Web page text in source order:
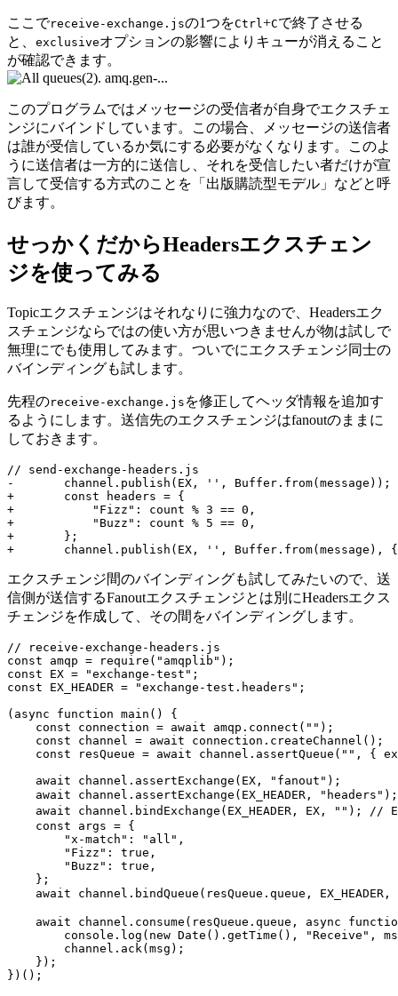
ここでreceive-exchange.jsの1つをCtrl +Cで終了させる
と、 exclusiveオプションの影響によりキューが消えること
が確認できます。
このプログラムではメッセージの受信者が自身でエクスチェ
ンジにバインドしています。この場合、メッセージの送信者
は誰が受信しているか気にする必要がなくなります。このよ
うに送信者は一方的に送信し、それを受信したい者だけが宣
言して受信する方式のことを「出版購読型モデル」などと呼
びます。
せっかくだからHeadersエクスチェン
ジを使ってみる
Topicエクスチェンジはそれなりに強力なので、Headersエク
スチェンジならではの使い方が思いつきませんが物は試しで
無理にでも使用してみます。ついでにエクスチェンジ同士の
バインディングも試します。
先程のreceive-exchange.js を修正してヘッダ情報を追加す
るようにします。送信先のエクスチェンジはfanoutのままに
しておきます。
// send-exchange-headers.js
-
       channel
. publish ( EX , '' , Buffer . from( message ) ) ;
+
const headers = {
+
"Fizz" : count % 3 == 0 ,
+
"Buzz" : count % 5 == 0 ,
+
} ;
+
       channel
. publish ( EX , '' , Buffer . from( message ) , {
エクスチェンジ間のバインディングも試してみたいので、送
信側が送信するFanoutエクスチェンジとは別にHeadersエクス
チェンジを作成して、その間をバインディングします。
// receive-exchange-headers.js
const amqp = require ( "amqplib" ) ;
const
EX = "exchange-test" ;
const
EX_HEADER = "exchange-test.headers" ;
( async function main ( )
{
const connection = await amqp . connect ( "" ) ;
const channel = await connection . createChannel ( ) ;
const resQueue = await channel . assertQueue ( "" , {
await channel . assertExchange ( EX , "fanout" ) ;
await channel . assertExchange ( EX_HEADER , "headers" ) ;
await channel . bindExchange ( EX_HEADER , EX , "" ) ;
//
const args = {
"x-match" : "all" ,
"Fizz" : true ,
"Buzz" : true ,
} ;
await channel . bindQueue ( resQueue . queue , EX_HEADER ,
await channel . consume ( resQueue . queue , async
        console
. log ( new Date ( ) . getTime ( ) , "Receive" ,
        channel
. ack( msg ) ;
} ) ;
} ) ( ) ;